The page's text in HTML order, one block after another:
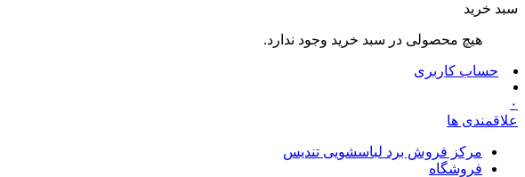
سبد خرید
هیچ محصولی در سبد خرید وجود ندارد.
حساب کاربری
۰
علاقمندی ها
مرکز فروش برد لباسشویی تندیس
فروشگاه